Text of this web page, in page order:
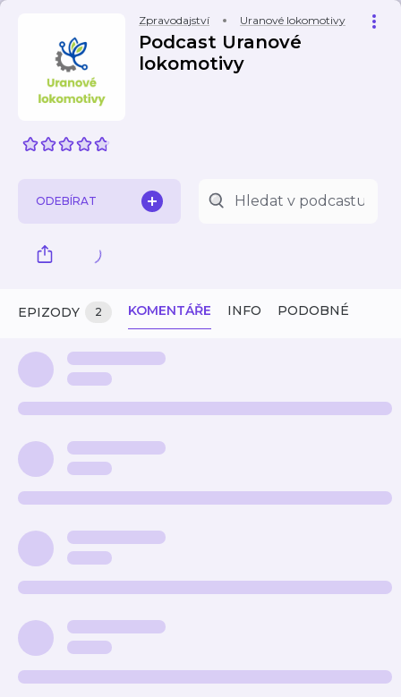
Zpravodajství Uranové lokomotivy
Podcast Uranové
lokomotivy
ODEBÍRAT
EPIZODY 2 KOMENTÁŘE INFO PODOBNÉ